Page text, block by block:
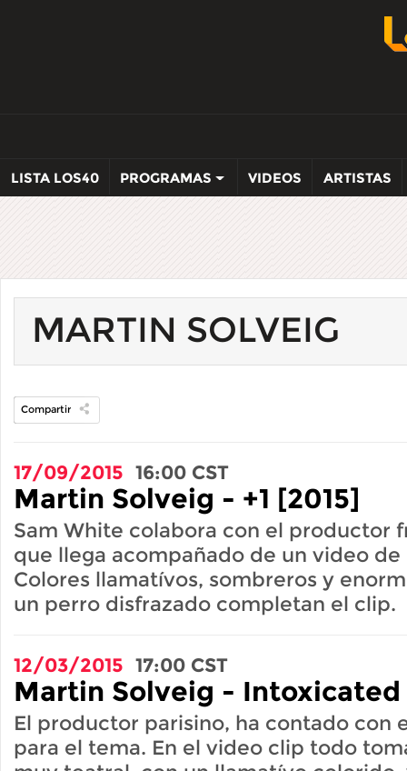
LISTA LOS40 PROGRAMAS VIDEOS ARTISTAS
MARTIN SOLVEIG
Compartir
17/09/2015 16:00 CST
Martin Solveig - +1 [2015]
Sam White colabora con el productor
que llega acompañado de un video de
Colores llamatívos, sombreros y
un perro disfrazado completan el clip.
12/03/2015 17:00 CST
Martin Solveig - Intoxicated
El productor parisino, ha contado con
para el tema. En el video clip todo